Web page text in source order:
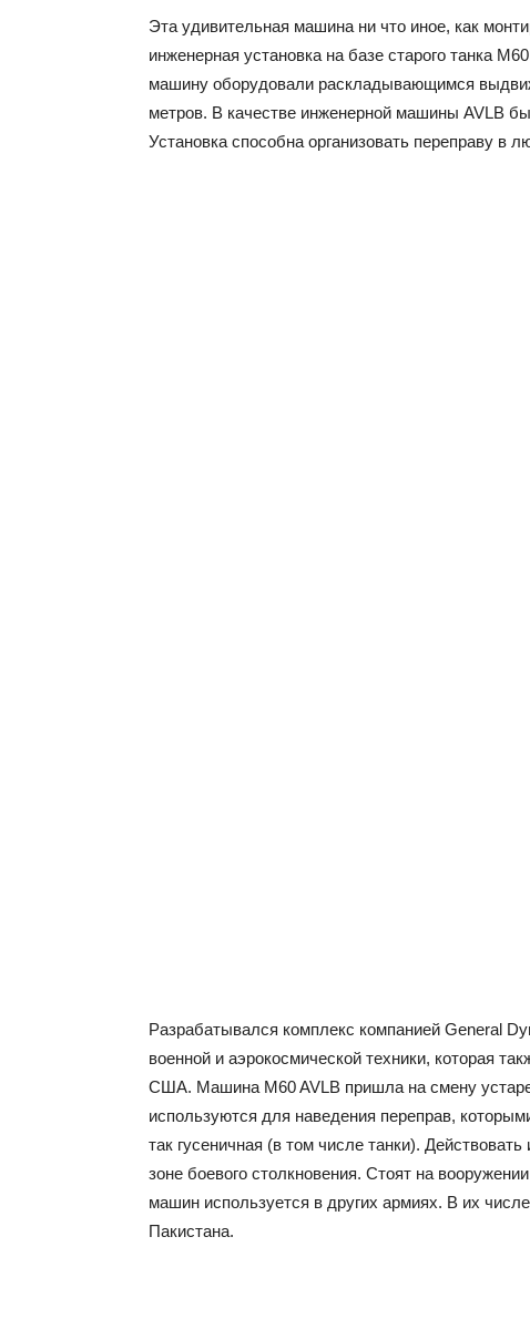
Эта удивительная машина ни что иное, как
инженерная установка на базе старого танка
машину оборудовали раскладывающимся
метров. В качестве инженерной машины AVLB
Установка способна организовать переправу в
Разрабатывался комплекс компанией General
военной и аэрокосмической техники, которая
США. Машина M60 AVLB пришла на смену
используются для наведения переправ,
так гусеничная (в том числе танки).
зоне боевого столкновения. Стоят на
машин используется в других армиях. В их
Пакистана.